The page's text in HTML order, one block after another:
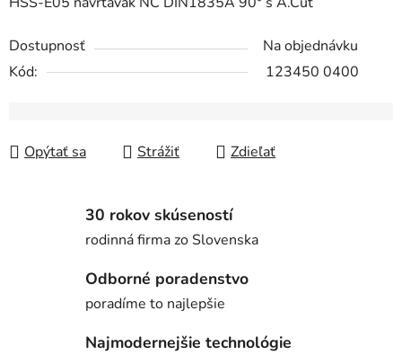
Dostupnosť
Na objednávku
Kód:
123450 0400
Opýtať sa Strážiť Zdieľať
30 rokov skúseností
rodinná firma zo Slovenska
Odborné poradenstvo
poradíme to najlepšie
Najmodernejšie technológie